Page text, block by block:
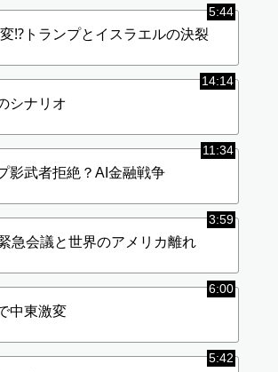
5:44
⁉︎トランプとイスラエルの決裂
14:14
シナリオ
11:34
影武者拒絶？AI金融戦争
3:59
急会議と世界のアメリカ離れ
6:00
中東激変
5:42